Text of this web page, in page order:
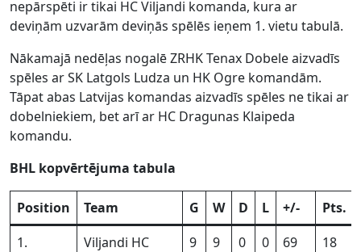
nepārspēti ir tikai HC Viljandi komanda, kura ar
deviņām uzvarām deviņās spēlēs ieņem 1. vietu tabulā.
Nākamajā nedēļas nogalē ZRHK Tenax Dobele aizvadīs
spēles ar SK Latgols Ludza un HK Ogre komandām.
Tāpat abas Latvijas komandas aizvadīs spēles ne tikai ar
dobelniekiem, bet arī ar HC Dragunas Klaipeda
komandu.
BHL kopvērtējuma tabula
Position Team G W D L +/-
Pts.
1.
Viljandi HC 9 9 0 0 69
18